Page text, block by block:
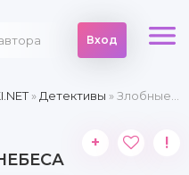
Вход
» Детективы » Злобные чугунные небеса
+ !